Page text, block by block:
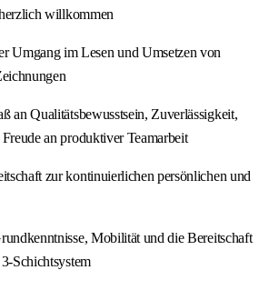
willkommen
Umgang im Lesen und Umsetzen von
an Qualitätsbewusstsein, Zuverlässigkeit,
an produktiver Teamarbeit
zur kontinuierlichen persönlichen und
Mobilität und die Bereitschaft
Schichtsystem